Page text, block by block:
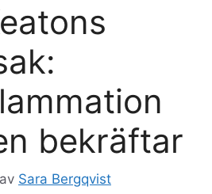
bekräftar
av Sara Bergqvist